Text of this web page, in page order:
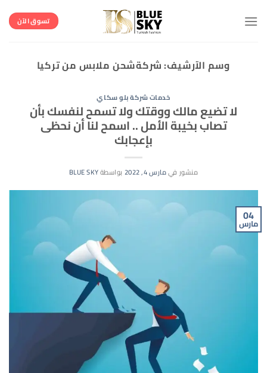
للمحتوى
تسوق الآن
وسم الآرشيف:شركةشحن ملابس من تركيا
خدمات شركة بلو سكاي
لا تضيع مالك ووقتك ولا تسمح لنفسك بأن
تصاب بخيبة الأمل .. اسمح لنا أن نحظى
بإعجابك
منشور فيمارس 4, 2022 بواسطةBLUE SKY
04
مارس